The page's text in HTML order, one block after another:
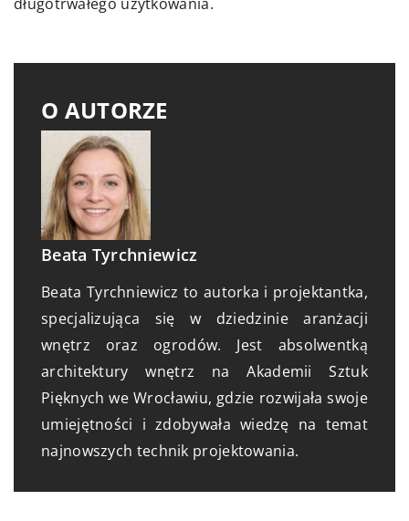
O AUTORZE
Beata Tyrchniewicz
Beata Tyrchniewicz to autorka i projektantka,
specjalizująca się w dziedzinie aranżacji
wnętrz oraz ogrodów. Jest absolwentką
architektury wnętrz na Akademii Sztuk
Pięknych we Wrocławiu, gdzie rozwijała swoje
umiejętności i zdobywała wiedzę na temat
najnowszych technik projektowania.